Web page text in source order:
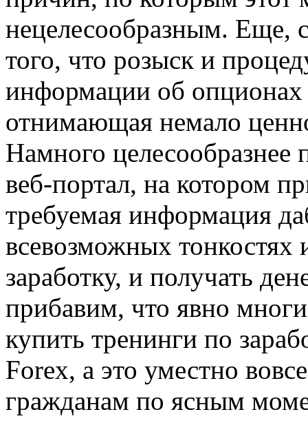
нецелесообразным. Еще,
того, что розыск и
информации об опционах
отнимающая немало
Намного целесообразнее
веб-портал, на котором
требуемая информация
всевозможных
заработку, и получать
прибавим, что явно
купить тренинги по
Forex, а это уместно
гражданам по ясным